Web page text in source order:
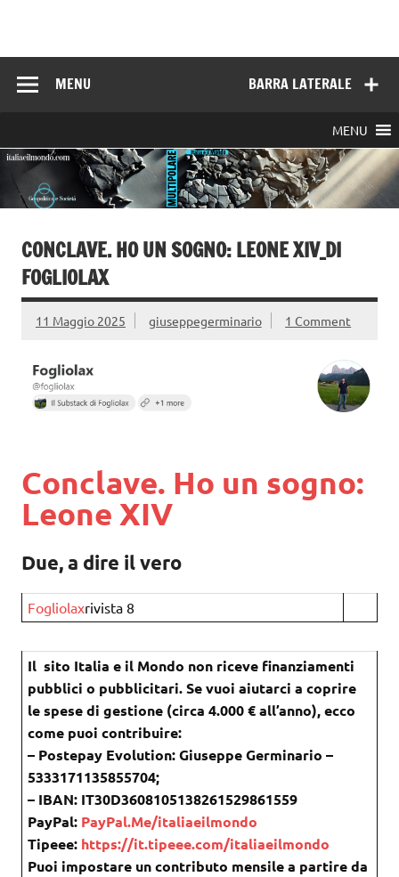
BARRA LATERALE
MENU
MENU
CONCLAVE. HO UN SOGNO: LEONE XIV_DI
FOGLIOLAX
11 Maggio 2025 giuseppegerminario 1 Comment
Conclave. Ho un sogno:
Leone XIV
Due, a dire il vero
Fogliolaxrivista 8
Il sito Italia e il Mondo non riceve finanziamenti
pubblici o pubblicitari. Se vuoi aiutarci a coprire
le spese di gestione (circa 4.000 € all’anno), ecco
come puoi contribuire:
– Postepay Evolution: Giuseppe Germinario –
5333171135855704;
– IBAN: IT30D3608105138261529861559
PayPal: PayPal.Me/italiaeilmondo
Tipeee: https://it.tipeee.com/italiaeilmondo
Puoi impostare un contributo mensile a partire da